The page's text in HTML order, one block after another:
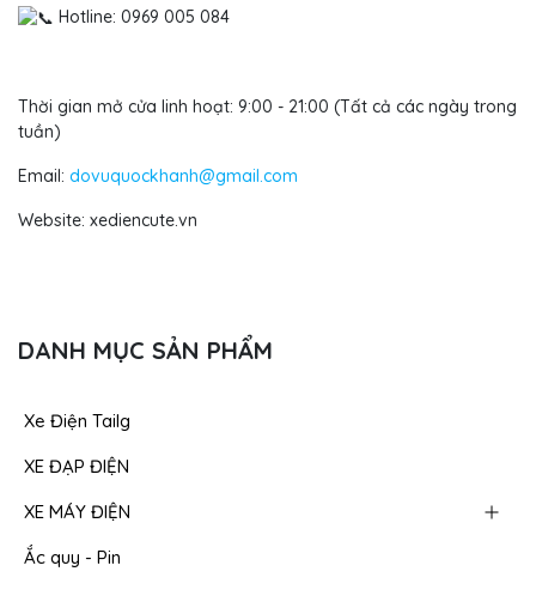
Hotline: 0969 005 084
Thời gian mở cửa linh hoạt: 9:00 - 21:00 (Tất cả các ngày trong
tuần)
Email: dovuquockhanh@gmail.com
Website: xediencute.vn
DANH MỤC SẢN PHẨM
Xe Điện Tailg
XE ĐẠP ĐIỆN
XE MÁY ĐIỆN
Ắc quy - Pin